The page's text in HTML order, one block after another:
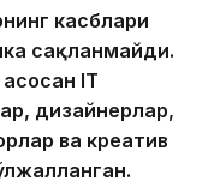
касблари
сақланмайди.
IТ
дизайнерлар,
ва креатив